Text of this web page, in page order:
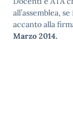
all’assemblea,
accanto alla
Marzo 2014.